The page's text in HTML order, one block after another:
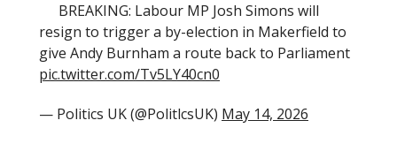
BREAKING: Labour MP Josh Simons will
resign to trigger a by-election in Makerfield to
give Andy Burnham a route back to Parliament
pic.twitter.com/Tv5LY40cn0
— Politics UK (@PolitlcsUK) May 14, 2026